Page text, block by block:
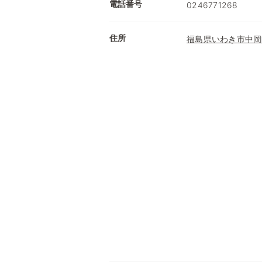
電話番号 0246771268
住所 福島県いわき市中